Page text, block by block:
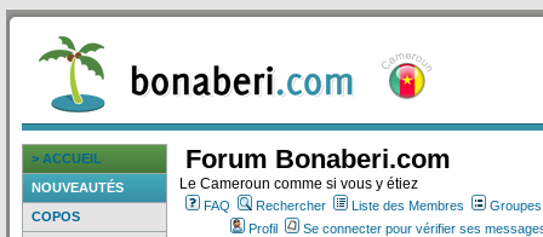
> ACCUEIL
NOUVEAUTÉS
COPOS
Forum Bonaberi.com
Le Cameroun comme si vous y étiez
FAQ Rechercher Liste des Membres
Profil
Se connecter pour vérifier ses